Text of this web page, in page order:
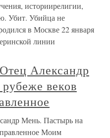
историирелигии,
Убит. Убийца не
в Москве 22 января
линии
Александр
веков
Мень. Пастырь на
Моим